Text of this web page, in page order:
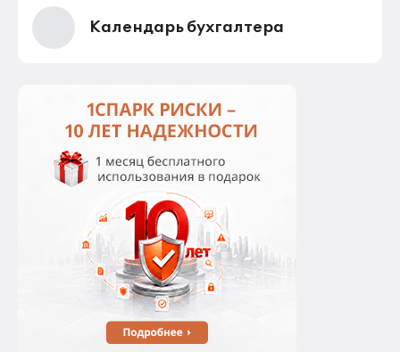
Календарь бухгалтера